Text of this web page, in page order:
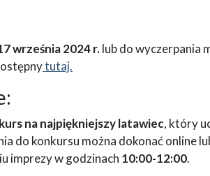
września 2024 r.lub do wyczerpania
tutaj.
na najpiękniejszy latawiec, który
do konkursu można dokonać online
imprezy w godzinach 10:00-12:00.